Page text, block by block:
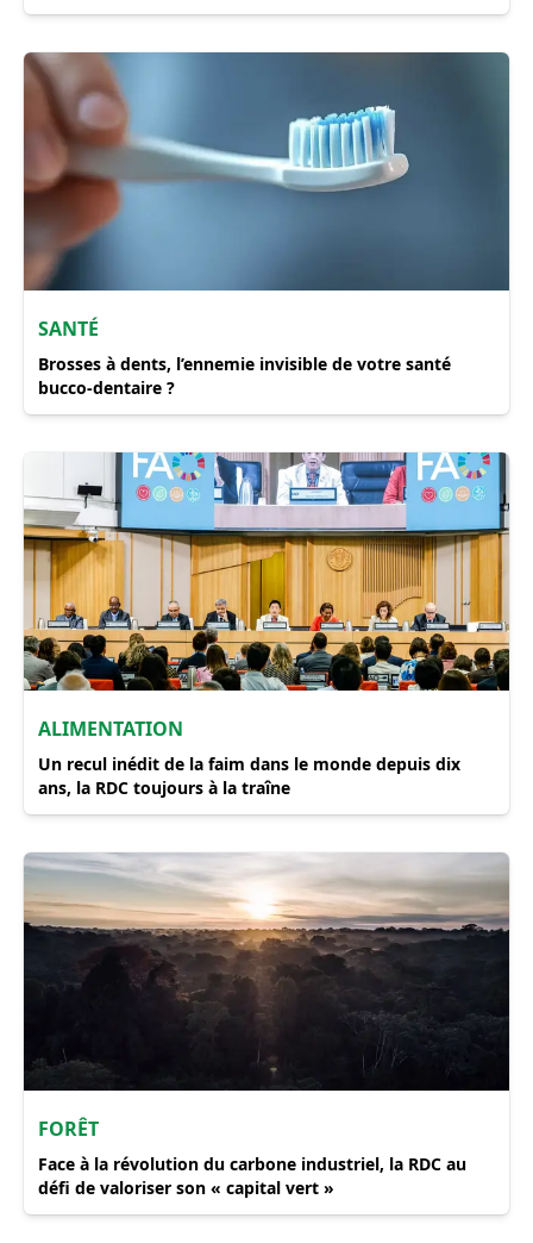
SANTÉ
Brosses à dents, l’ennemie invisible de votre santé
bucco-dentaire ?
ALIMENTATION
Un recul inédit de la faim dans le monde depuis dix
ans, la RDC toujours à la traîne
FORÊT
Face à la révolution du carbone industriel, la RDC au
défi de valoriser son « capital vert »